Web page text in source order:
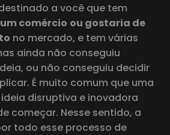
a você que tem
comércio ou gostaria de
no mercado, e tem várias
ainda não conseguiu
ou não conseguiu decidir
É muito comum que uma
disruptiva e inovadora
começar. Nesse sentido, a
todo esse processo de